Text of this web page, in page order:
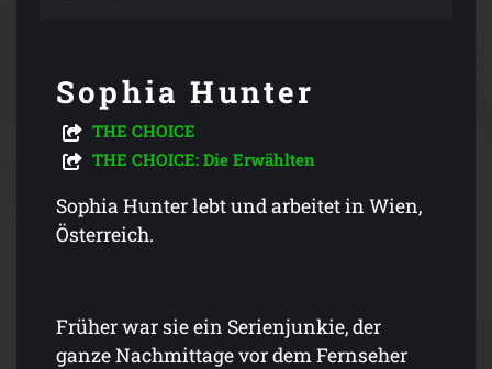
Sophia Hunter
THE CHOICE
THE CHOICE: Die Erwählten
Sophia Hunter lebt und arbeitet in Wien,
Österreich.
Früher war sie ein Serienjunkie, der
ganze Nachmittage vor dem Fernseher